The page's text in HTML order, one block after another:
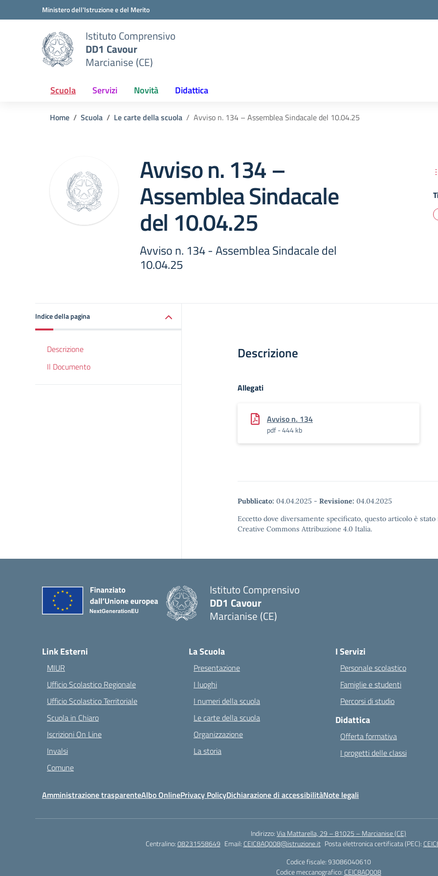
Vai ai contenuti
Vai al menu di navigazioneMinistero dell'Istruzione e del Merito
Istituto Comprensivo
DD1 Cavour
Marcianise (CE)
Scuola Servizi Novità Didattica
Home Scuola Le carte della scuola Avviso n. 134 – Assemblea Sindacale del 10.04.25
Avviso n. 134 –
Assemblea Sindacale
del 10.04.25
Avviso n. 134 - Assemblea Sindacale del
10.04.25
Indice della pagina
Descrizione
Il Documento
Descrizione
Allegati
Avviso n. 134
pdf - 444 kb
Pubblicato: 04.04.2025 - Revisione: 04.04.2025
Eccetto dove diversamente specificato, questo articolo è
Creative Commons Attribuzione 4.0 Italia.
Istituto Comprensivo
DD1 Cavour
Marcianise (CE)
Link Esterni
MIUR
Ufficio Scolastico Regionale
Ufficio Scolastico Territoriale
Scuola in Chiaro
Iscrizioni On Line
Invalsi
Comune
La Scuola
Presentazione
I luoghi
I numeri della scuola
Le carte della scuola
Organizzazione
La storia
I Servizi
Personale scolastico
Famiglie e studenti
Percorsi di studio
Didattica
Offerta formativa
I progetti delle classi
Amministrazione trasparenteAlbo OnlinePrivacy PolicyDichiarazione di accessibilitàNote legali
Indirizzo:Via Mattarella, 29 – 81025 – Marcianise (CE)
Centralino:08231558649 Email: CEIC8AQ008@istruzione.it Posta elettronica certificata (PEC):
Codice fiscale: 93086040610
Codice meccanografico: CEIC8AQ008